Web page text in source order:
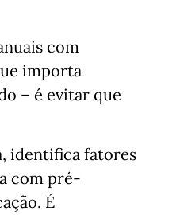
com
importa
– é evitar que
identifica fatores
com pré-
É